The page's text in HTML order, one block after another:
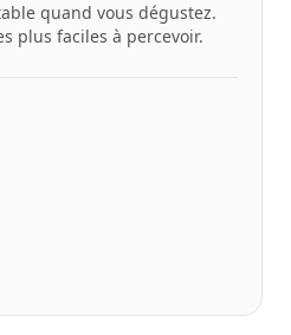
quand vous dégustez.
plus faciles à percevoir.